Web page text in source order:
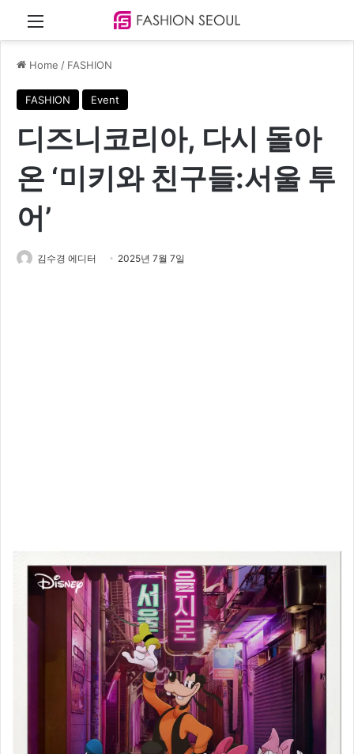
Menu
Home / FASHION
FASHION Event
디즈니코리아, 다시 돌아
온 ‘미키와 친구들:서울 투
어’
김수경 에디터 2025년 7월 7일